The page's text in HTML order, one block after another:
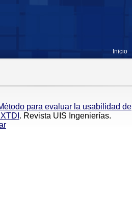
Inicio
para evaluar la usabilidad de
. Revista UIS Ingenierías.